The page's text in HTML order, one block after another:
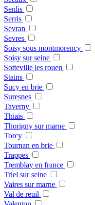
Senlis
Serris
Sevran
Sevres
Soisy sous montmorency
Soisy sur seine
Sotteville les rouen
Stains
Sucy en brie
Suresnes
Taverny
Thiais
Thorigny sur marne
Torcy
Tournan en brie
Trappes
Tremblay en france
Triel sur seine
Vaires sur marne
Val de reuil